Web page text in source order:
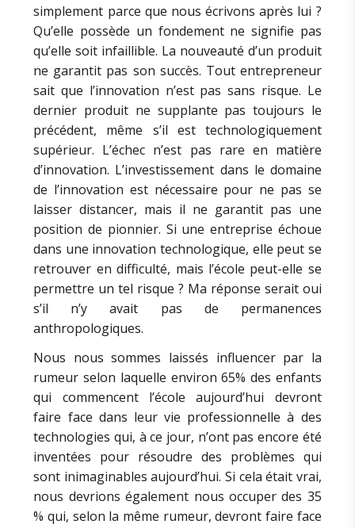
simplement parce que nous écrivons après lui ?
Qu’elle possède un fondement ne signifie pas
qu’elle soit infaillible. La nouveauté d’un produit
ne garantit pas son succès. Tout entrepreneur
sait que l’innovation n’est pas sans risque. Le
dernier produit ne supplante pas toujours le
précédent, même s’il est technologiquement
supérieur. L’échec n’est pas rare en matière
d’innovation. L’investissement dans le domaine
de l’innovation est nécessaire pour ne pas se
laisser distancer, mais il ne garantit pas une
position de pionnier. Si une entreprise échoue
dans une innovation technologique, elle peut se
retrouver en difficulté, mais l’école peut-elle se
permettre un tel risque ? Ma réponse serait oui
s’il n’y avait pas de permanences
anthropologiques.
Nous nous sommes laissés influencer par la
rumeur selon laquelle environ 65% des enfants
qui commencent l’école aujourd’hui devront
faire face dans leur vie professionnelle à des
technologies qui, à ce jour, n’ont pas encore été
inventées pour résoudre des problèmes qui
sont inimaginables aujourd’hui. Si cela était vrai,
nous devrions également nous occuper des 35
% qui, selon la même rumeur, devront faire face